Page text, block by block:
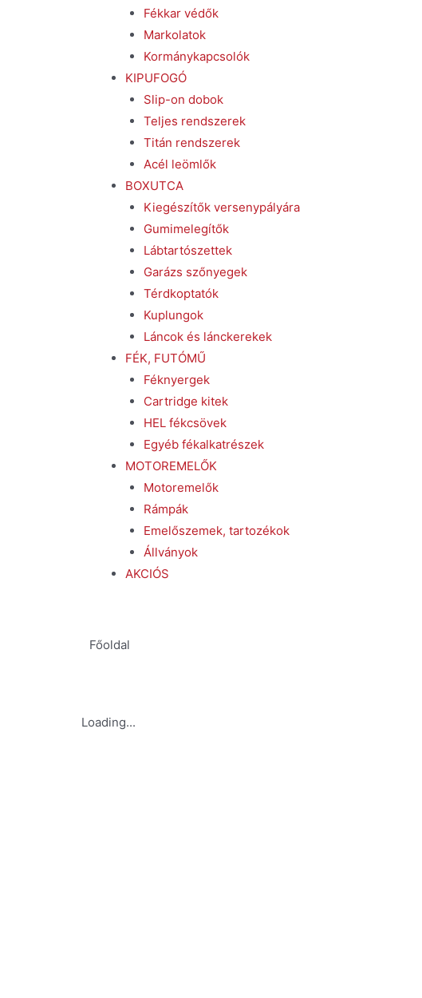
Fékkar védők
Markolatok
Kormánykapcsolók
KIPUFOGÓ
Slip-on dobok
Teljes rendszerek
Titán rendszerek
Acél leömlők
BOXUTCA
Kiegészítők versenypályára
Gumimelegítők
Lábtartószettek
Garázs szőnyegek
Térdkoptatók
Kuplungok
Láncok és lánckerekek
FÉK, FUTÓMŰ
Féknyergek
Cartridge kitek
HEL fékcsövek
Egyéb fékalkatrészek
MOTOREMELŐK
Motoremelők
Rámpák
Emelőszemek, tartozékok
Állványok
AKCIÓS
Főoldal
Loading...